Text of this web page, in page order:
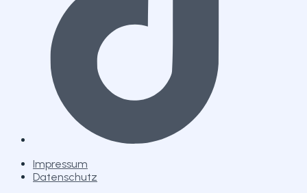
Impressum
Datenschutz